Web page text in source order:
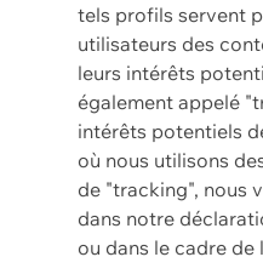
tels profils servent
utilisateurs des
leurs intérêts
également appelé
intérêts potentiels
où nous utilisons
de "tracking", nous
dans notre
ou dans le cadre